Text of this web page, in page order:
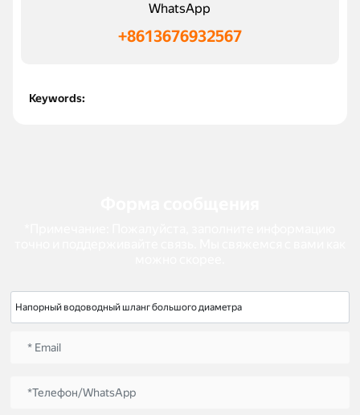
WhatsApp
+8613676932567
Keywords:
Напорный водоводный шланг большого диаметра